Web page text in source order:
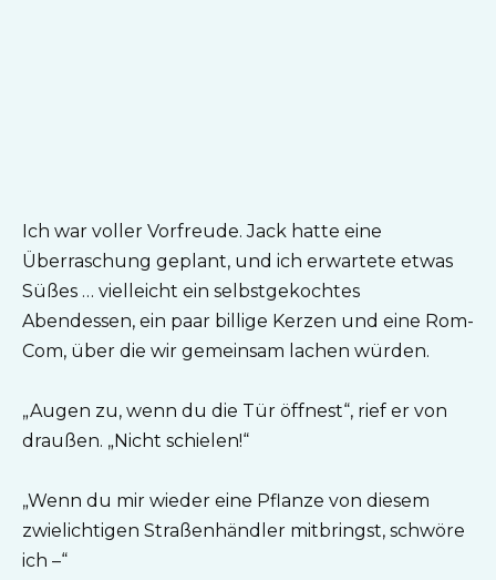
Ich war voller Vorfreude. Jack hatte eine
Überraschung geplant, und ich erwartete etwas
Süßes … vielleicht ein selbstgekochtes
Abendessen, ein paar billige Kerzen und eine Rom-
Com, über die wir gemeinsam lachen würden.
„Augen zu, wenn du die Tür öffnest“, rief er von
draußen. „Nicht schielen!“
„Wenn du mir wieder eine Pflanze von diesem
zwielichtigen Straßenhändler mitbringst, schwöre
ich –“